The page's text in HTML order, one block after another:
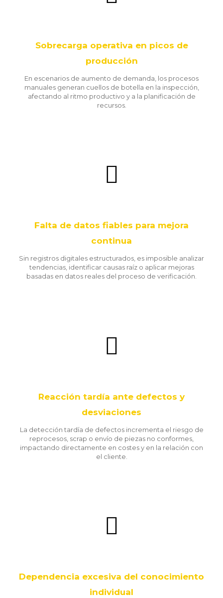
Sobrecarga operativa en picos de
producción
En escenarios de aumento de demanda, los procesos
manuales generan cuellos de botella en la inspección,
afectando al ritmo productivo y a la planificación de
recursos.
Falta de datos fiables para mejora
continua
Sin registros digitales estructurados, es imposible analizar
tendencias, identificar causas raíz o aplicar mejoras
basadas en datos reales del proceso de verificación.
Reacción tardía ante defectos y
desviaciones
La detección tardía de defectos incrementa el riesgo de
reprocesos, scrap o envío de piezas no conformes,
impactando directamente en costes y en la relación con
el cliente.
Dependencia excesiva del conocimiento
individual